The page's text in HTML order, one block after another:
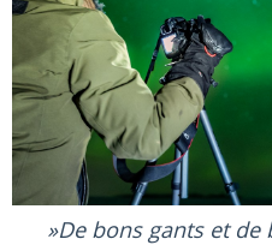
De bons gants et